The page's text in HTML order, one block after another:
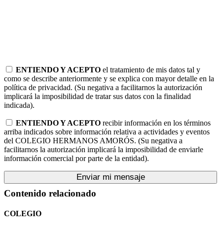
ENTIENDO Y ACEPTO el tratamiento de mis datos tal y
como se describe anteriormente y se explica con mayor detalle en la
política de privacidad. (Su negativa a facilitarnos la autorización
implicará la imposibilidad de tratar sus datos con la finalidad
indicada).
ENTIENDO Y ACEPTO recibir información en los términos
arriba indicados sobre información relativa a actividades y eventos
del COLEGIO HERMANOS AMORÓS. (Su negativa a
facilitarnos la autorización implicará la imposibilidad de enviarle
información comercial por parte de la entidad).
Enviar mi mensaje
Contenido relacionado
COLEGIO